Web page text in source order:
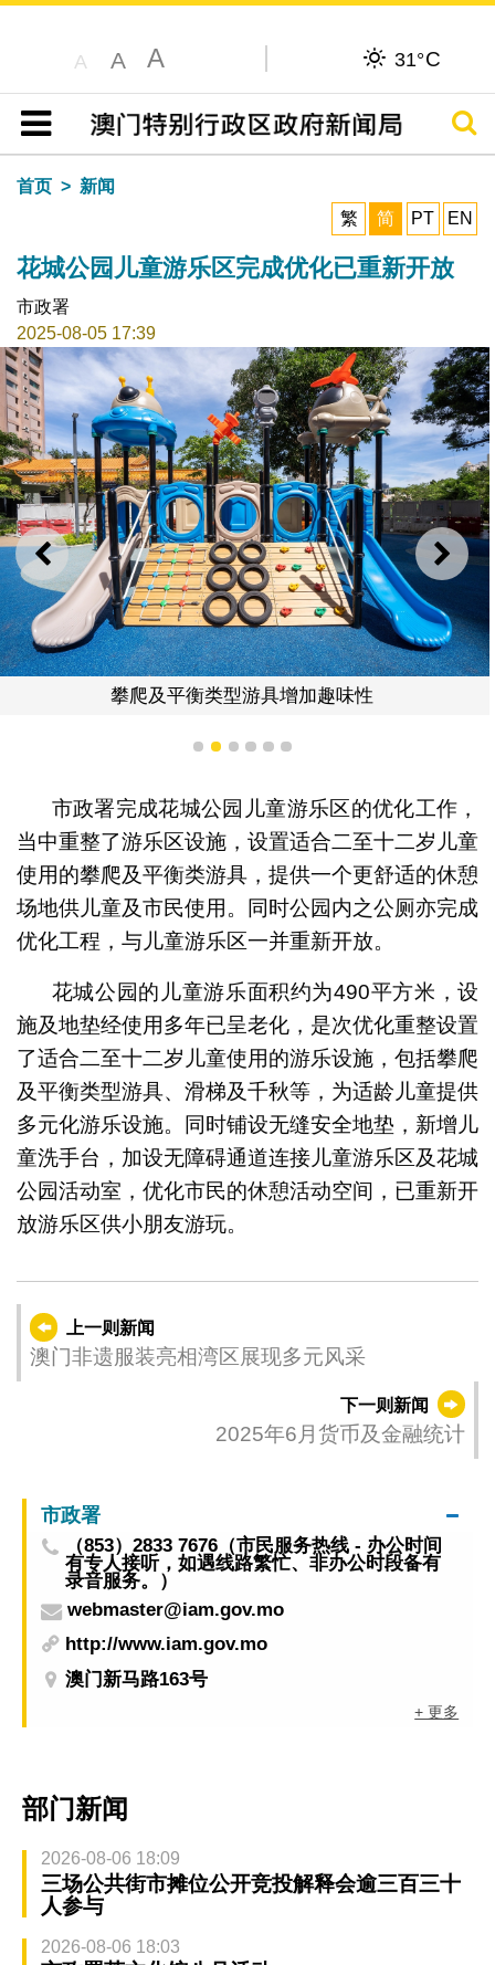
A A A 31°C
目录
搜寻
首页
新闻
繁
简 PT EN
花城公园儿童游乐区完成优化已重新开放
市政署
2025-08-05 17:39
上一则 下一
攀爬及平衡类型游具增加趣味性
1 2 3 4 5 6
市政署完成花城公园儿童游乐区的优化工作，
当中重整了游乐区设施，设置适合二至十二岁儿童
使用的攀爬及平衡类游具，提供一个更舒适的休憩
场地供儿童及市民使用。同时公园内之公厕亦完成
优化工程，与儿童游乐区一并重新开放。
花城公园的儿童游乐面积约为490平方米，设
施及地垫经使用多年已呈老化，是次优化重整设置
了适合二至十二岁儿童使用的游乐设施，包括攀爬
及平衡类型游具、滑梯及千秋等，为适龄儿童提供
多元化游乐设施。同时铺设无缝安全地垫，新增儿
童洗手台，加设无障碍通道连接儿童游乐区及花城
公园活动室，优化市民的休憩活动空间，已重新开
放游乐区供小朋友游玩。
上一则新闻
澳门非遗服装亮相湾区展现多元风采
下一则新闻
2025年6月货币及金融统计
市政署
（853）2833 7676（市民服务热线 - 办公时间
有专人接听，如遇线路繁忙、非办公时段备有
录音服务。）
webmaster@iam.gov.mo
http://www.iam.gov.mo
澳门新马路163号
+ 更多
部门新闻
2026-08-06 18:09
三场公共街市摊位公开竞投解释会逾三百三十
人参与
2026-08-06 18:03